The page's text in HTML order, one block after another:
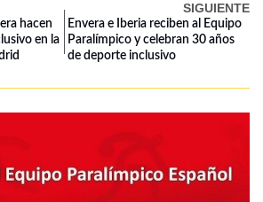
SIGUIENTE
hacen
en la
Envera e Iberia reciben al Equipo
Paralímpico y celebran 30 años
de deporte inclusivo